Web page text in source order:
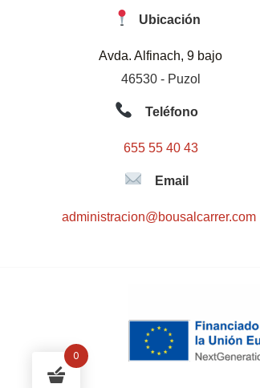
Ubicación
Avda. Alfinach, 9 bajo
46530 - Puzol
Teléfono
655 55 40 43
Email
administracion@bousalcarrer.com
0